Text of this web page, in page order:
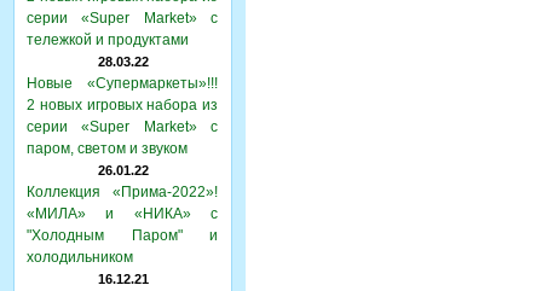
серии «Super Market» с
тележкой и продуктами
28.03.22
Новые «Супермаркеты»!!!
2 новых игровых набора из
серии «Super Market» с
паром, светом и звуком
26.01.22
Коллекция «Прима-2022»!
«МИЛА» и «НИКА» с
"Холодным Паром" и
холодильником
16.12.21